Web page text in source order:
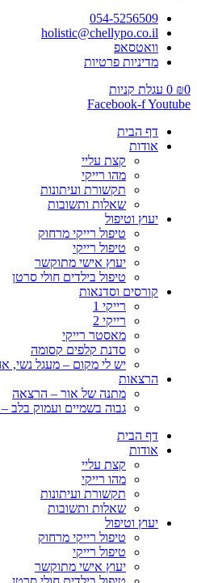
054-5256509
holistic@chellypo.co.il
וואטסאפ
מדיניות פרטיות
₪0
0 עגלת קניות
Facebook-fYoutube
דף הבית
אודות
קצת עליי
מהו רייקי
תקשורת ועיתונות
שאלות ותשובות
יעוץ וטיפול
טיפול רייקי מרחוק
טיפול רייקי
יעוץ אישי מתוקשר
טיפול בילדים חולי סרטן
קורסים וסדנאות
רייקי 1
רייקי 2
מאסטר רייקי
סדנת קלפים קסומה
יש לי מקום – מעגל נשי,
הרצאות
מתנה של אור – הרצאה
גבוה בשמיים ועמוק בלב
דף הבית
אודות
קצת עליי
מהו רייקי
תקשורת ועיתונות
שאלות ותשובות
יעוץ וטיפול
טיפול רייקי מרחוק
טיפול רייקי
יעוץ אישי מתוקשר